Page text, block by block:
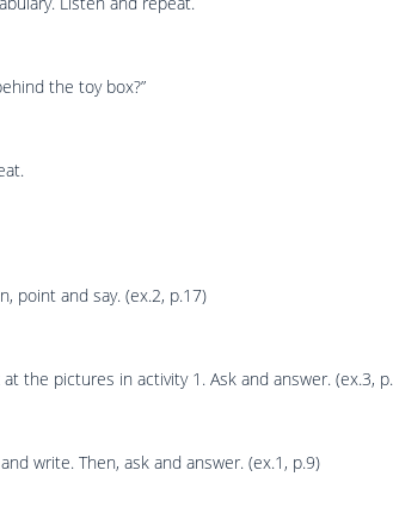
the toy box?”
point and say. (ex.2, p.17)
at the pictures in activity 1. Ask and answer. (ex.3,
write. Then, ask and answer. (ex.1, p.9)